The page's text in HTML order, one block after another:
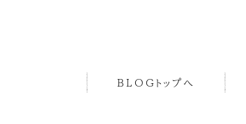
BLOGトップへ